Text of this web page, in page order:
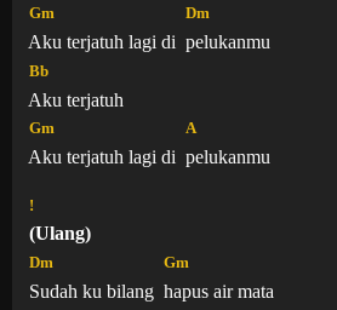
Gm
Aku terjatuh lagi di
Dm
pelukanmu
Bb
Aku terjatuh
Gm
Aku terjatuh lagi di
A
pelukanmu
!
(Ulang)
Dm
Sudah ku bilang
Gm
hapus air mata